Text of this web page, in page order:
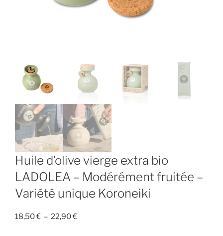
Huile d’olive vierge extra bio
LADOLEA – Modérément fruitée –
Variété unique Koroneiki
18,50€ – 22,90€Plage